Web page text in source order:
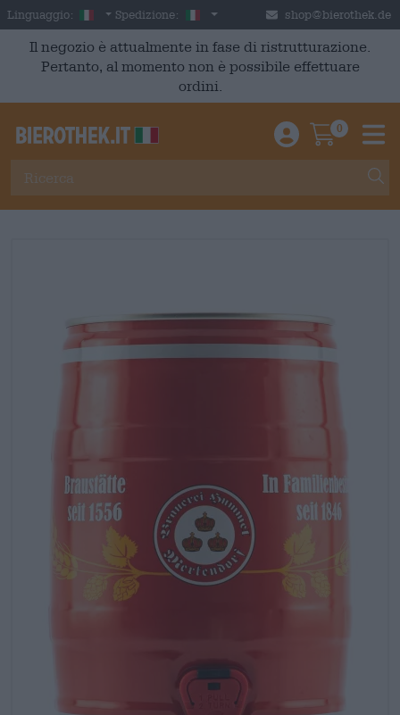
Skip to main content
Linguaggio: Italian
Spedizione: Italia shop@bierothek.de
Il negozio è attualmente in fase di ristrutturazione.
Pertanto, al momento non è possibile effettuare
ordini.
Einloggen /
0